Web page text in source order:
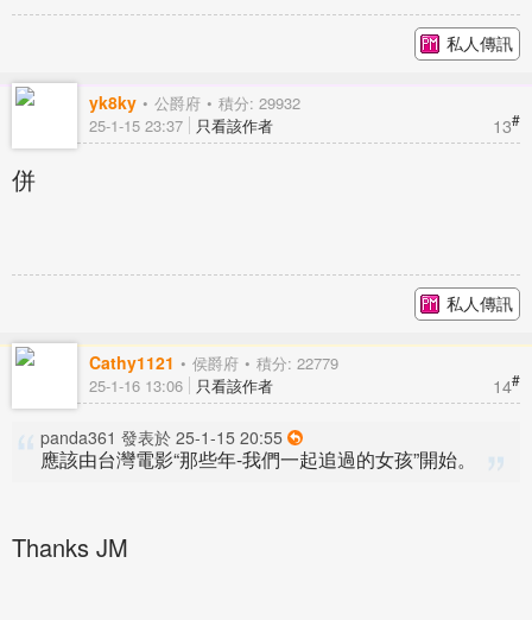
私人傳訊
yk8ky 公爵府 積分: 29932
13#
25-1-15 23:37 只看該作者
併
私人傳訊
Cathy1121 侯爵府 積分: 22779
14#
25-1-16 13:06 只看該作者
panda361 發表於 25-1-15 20:55
應該由台灣電影“那些年-我們一起追過的女孩”開始。
Thanks JM